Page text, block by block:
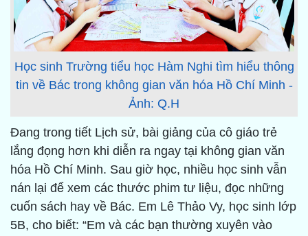
Học sinh Trường tiểu học Hàm Nghi tìm hiểu thông
tin về Bác trong không gian văn hóa Hồ Chí Minh -
Ảnh: Q.H
Đang trong tiết Lịch sử, bài giảng của cô giáo trẻ
lắng đọng hơn khi diễn ra ngay tại không gian văn
hóa Hồ Chí Minh. Sau giờ học, nhiều học sinh vẫn
nán lại để xem các thước phim tư liệu, đọc những
cuốn sách hay về Bác. Em Lê Thảo Vy, học sinh lớp
5B, cho biết: “Em và các bạn thường xuyên vào